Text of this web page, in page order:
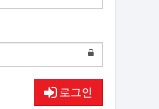
로그인